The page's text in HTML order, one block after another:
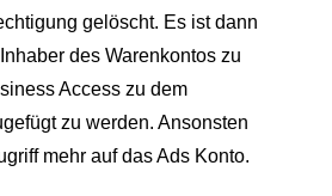
gelöscht. Es ist dann
des Warenkontos zu
Access zu dem
zu werden. Ansonsten
mehr auf das Ads Konto.